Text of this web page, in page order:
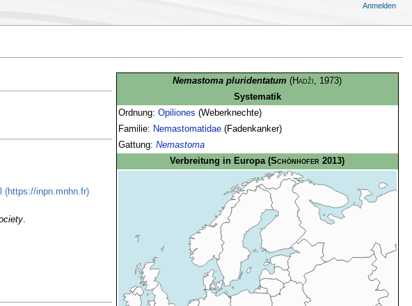
Nemastoma pluridentatum (Hadži, 1973)
Systematik
Ordnung: Opiliones (Weberknechte)
Familie: Nemastomatidae(Fadenkanker)
Gattung: Nemastoma
Verbreitung in Europa(Schönhofer 2013)
(https://inpn.mnhn.fr)
.
Anmelden